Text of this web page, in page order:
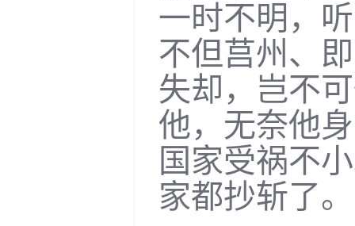
一时不明，
不但莒州、
失却，岂不
他，无奈他
国家受祸不
家都抄斩了。